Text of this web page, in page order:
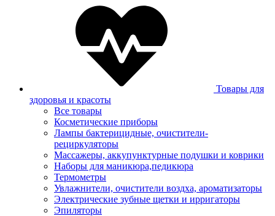
Товары для
здоровья и красоты
Все товары
Косметические приборы
Лампы бактерицидные, очистители-
рециркуляторы
Массажеры, аккупунктурные подушки и коврики
Наборы для маникюра,педикюра
Термометры
Увлажнители, очистители воздха, ароматизаторы
Электрические зубные щетки и ирригаторы
Эпиляторы